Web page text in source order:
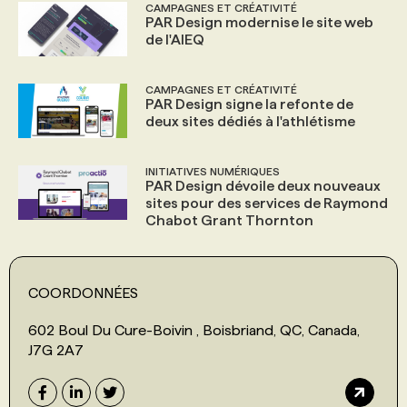
CAMPAGNES ET CRÉATIVITÉ
PAR Design modernise le site web
de l'AIEQ
CAMPAGNES ET CRÉATIVITÉ
PAR Design signe la refonte de
deux sites dédiés à l'athlétisme
INITIATIVES NUMÉRIQUES
PAR Design dévoile deux nouveaux
sites pour des services de Raymond
Chabot Grant Thornton
COORDONNÉES
602 Boul Du Cure-Boivin , Boisbriand, QC, Canada,
J7G 2A7